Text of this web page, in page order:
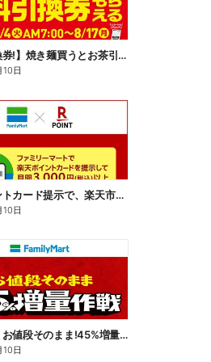
【無料引換券!】焼き麺買うとお茶引換券貰える!
10日
楽天ポイントカード提示で、楽天市場でのお買い物がおトクに!
10日
【おトク】お値段そのまま!45%増量作戦!
10日